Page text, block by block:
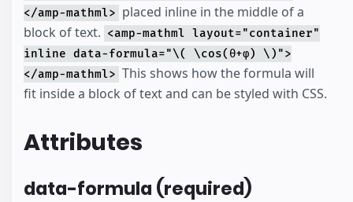
</amp-mathml> placed inline in the middle of a
block of text. <amp-mathml layout="container"
inline data-formula="\( \cos(θ+φ) \)">
</amp-mathml> This shows how the formula will
fit inside a block of text and can be styled with CSS.
Attributes
data-formula (required)